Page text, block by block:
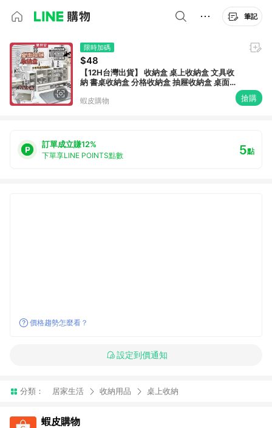
筆記
限時加碼
$48
【12H台灣出貨】 收納盒 桌上收納盒 文具收
納 書桌收納盒 分格收納盒 抽屜收納盒 桌面收
蝦皮購物 搶購
訂單成立賺12%
下單享LINE POINTS點數 5點
價格趨勢怎麼看？
設定到價通知
分類： 居家生活 收納用品 桌上收納
蝦皮購物